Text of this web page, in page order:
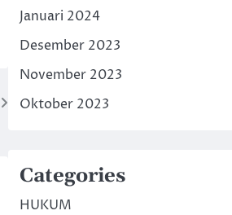
Januari 2024
Desember 2023
November 2023
Oktober 2023
Categories
HUKUM